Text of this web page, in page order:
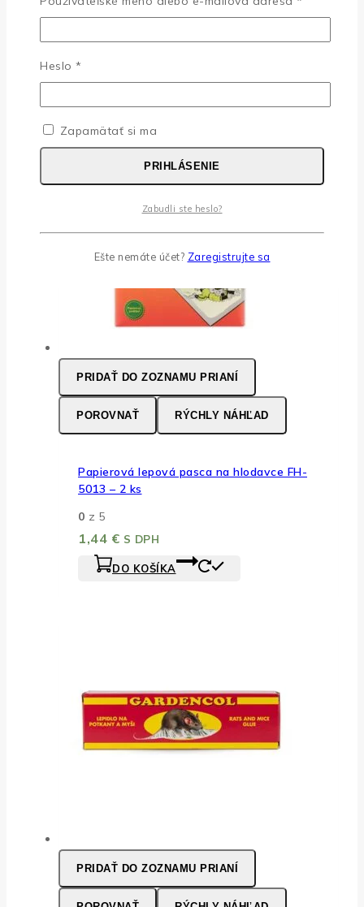
CLP Karta bezpečnostných údajov
Súvisiace produkty
PRIDAŤ DO ZOZNAMU PRIANÍ
POROVNAŤ RÝCHLY NÁHĽAD
Papierová lepová pasca na hlodavce FH-
5013 – 2 ks
0 z 5
1,44 € S DPH
DO KOŠÍKA
PRIDAŤ DO ZOZNAMU PRIANÍ
Heslo *
Zapamätať si ma
PRIHLÁSENIE
Zabudli ste heslo?
Ešte nemáte účet? Zaregistrujte sa